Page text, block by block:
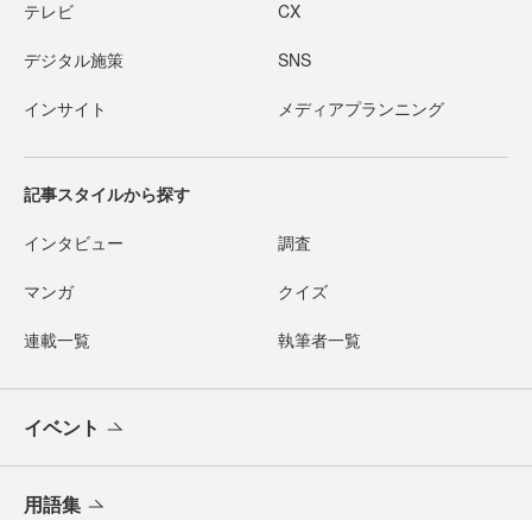
テレビ CX
デジタル施策 SNS
インサイト メディアプランニング
記事スタイルから探す
インタビュー 調査
マンガ クイズ
連載一覧 執筆者一覧
イベント
用語集